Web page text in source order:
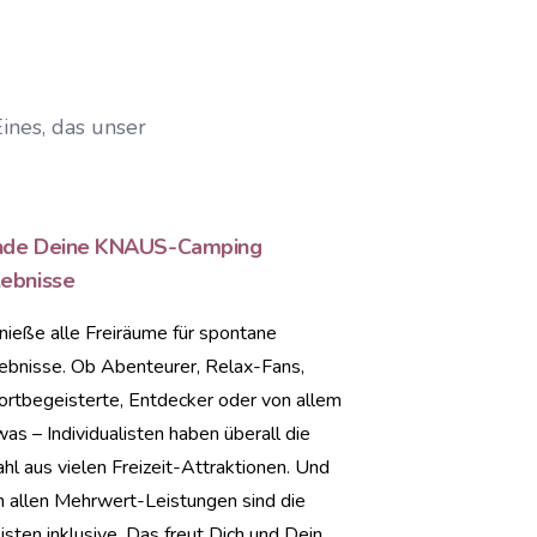
das unser
Deine KNAUS-Camping
alle Freiräume für spontane
Ob Abenteurer, Relax-Fans,
Entdecker oder von allem
– Individualisten haben überall die
aus vielen Freizeit-Attraktionen. Und
allen Mehrwert-Leistungen sind die